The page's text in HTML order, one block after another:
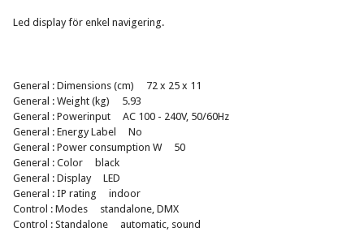
Led display för enkel navigering.
General : Dimensions (cm) 72 x 25 x 11
General : Weight (kg) 5.93
General : Powerinput AC 100 - 240V, 50/60Hz
General : Energy Label No
General : Power consumption W 50
General : Color black
General : Display LED
General : IP rating indoor
Control : Modes standalone, DMX
Control : Standalone automatic, sound